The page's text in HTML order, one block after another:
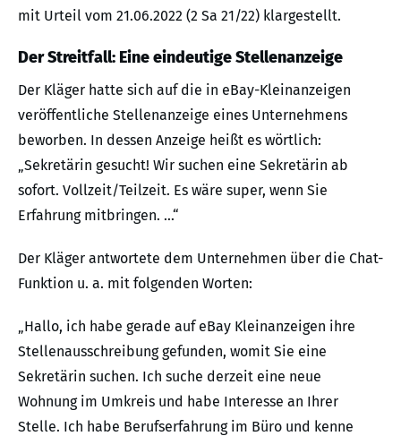
mit Urteil vom 21.06.2022 (2 Sa 21/22) klargestellt.
Der Streitfall: Eine eindeutige Stellenanzeige
Der Kläger hatte sich auf die in eBay-Kleinanzeigen
veröffentliche Stellenanzeige eines Unternehmens
beworben. In dessen Anzeige heißt es wörtlich:
„Sekretärin gesucht! Wir suchen eine Sekretärin ab
sofort. Vollzeit/Teilzeit. Es wäre super, wenn Sie
Erfahrung mitbringen. …“
Der Kläger antwortete dem Unternehmen über die Chat-
Funktion u. a. mit folgenden Worten:
„Hallo, ich habe gerade auf eBay Kleinanzeigen ihre
Stellenausschreibung gefunden, womit Sie eine
Sekretärin suchen. Ich suche derzeit eine neue
Wohnung im Umkreis und habe Interesse an Ihrer
Stelle. Ich habe Berufserfahrung im Büro und kenne